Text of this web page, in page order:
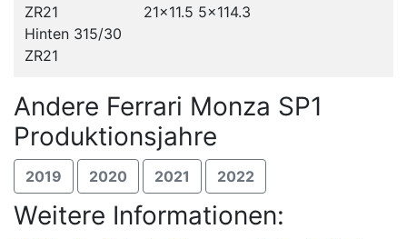
ZR21
Hinten 315/30
ZR21
21x11.5 5x114.3
Andere Ferrari Monza SP1
Produktionsjahre
2019 2020 2021 2022
Weitere Informationen: